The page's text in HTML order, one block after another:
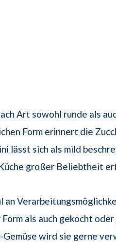
Art sowohl runde als
Form erinnert die
lässt sich als mild
großer Beliebtheit
an
als auch gekocht
-Gemüse wird sie gerne